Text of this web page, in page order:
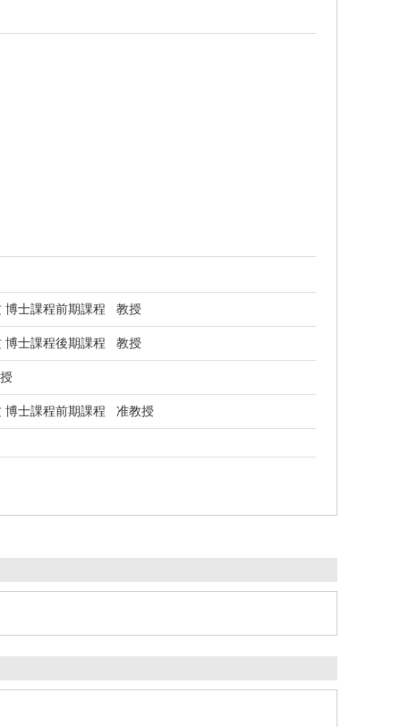
博士課程前期課程 教授
博士課程後期課程 教授
士課程前期課程 准教授